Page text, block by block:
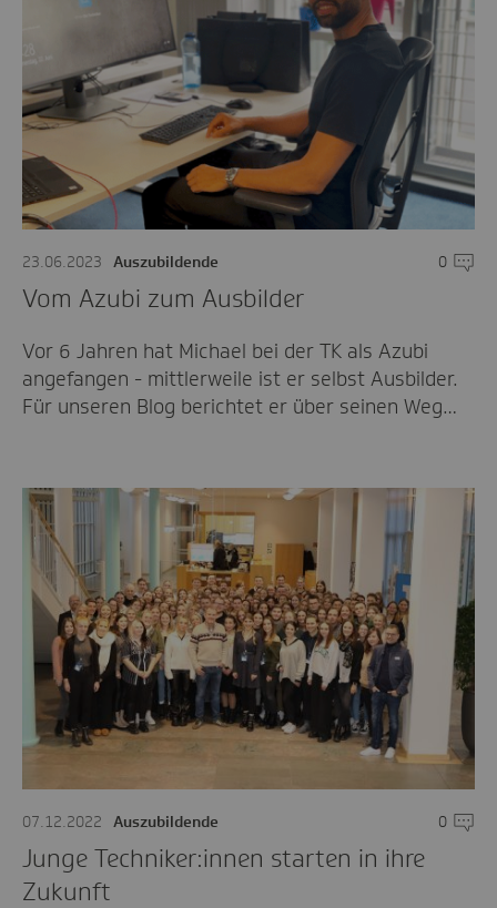
23.06.2023 Auszubildende 0
Vom Azubi zum Ausbilder
Vor 6 Jahren hat Michael bei der TK als Azubi
angefangen - mittlerweile ist er selbst Ausbilder.
Für unseren Blog berichtet er über seinen Weg…
07.12.2022 Auszubildende 0
Junge Techniker:innen starten in ihre
Zukunft